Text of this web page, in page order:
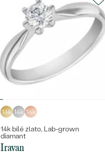
14k 14k 14k
14k bílé zlato, Lab-grown
diamant
Iravan